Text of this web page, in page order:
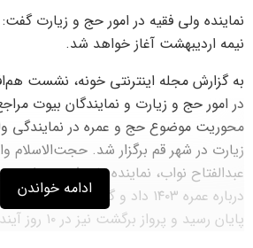
نیمه اردیبهشت آغاز خواهد شد.
به گزارش مجله اینترنتی خونه، نشست
در امور حج و زیارت و نمایندگان بیوت
محوریت موضوع حج و عمره در نمایندگی
زیارت در شهر قم برگزار شد. حجت‌الاسلام
عبدالفتاح نواب، نماینده ولی فقیه در امور
پایان رسید و
ادامه خواندن